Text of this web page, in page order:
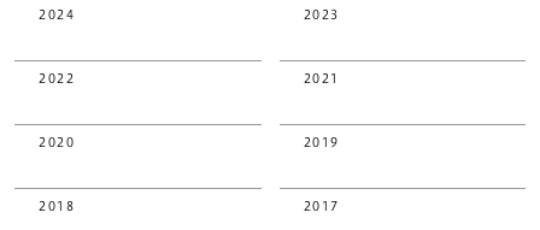
2024 2023
2022 2021
2020 2019
2018 2017